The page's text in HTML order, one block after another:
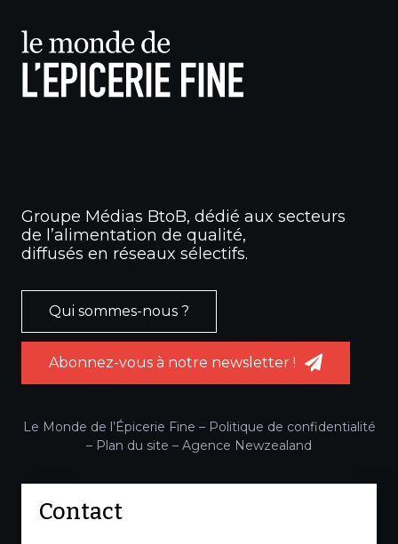
Groupe Médias BtoB, dédié aux secteurs
de l’alimentation de qualité,
diffusés en réseaux sélectifs.
Qui sommes-nous ?
Abonnez-vous à notre newsletter !
Le Monde de l’Épicerie Fine – Politique de confidentialité
– Plan du site – Agence Newzealand
Contact